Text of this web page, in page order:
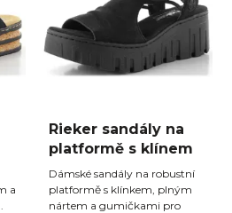
a
Rieker sandály na
platformě s klínem
Dámské sandály na robustní
platformě s klínkem, plným
nártem a gumičkami pro